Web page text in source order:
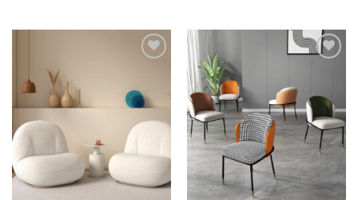
Add to
wishlist
Add to
wishlist